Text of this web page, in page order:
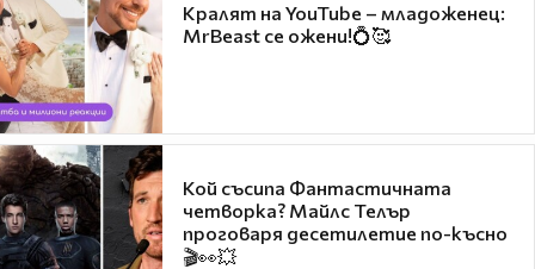
Кралят на YouTube – младоженец:
MrBeast се ожени!💍🥰
Кой съсипа Фантастичната
четворка? Майлс Телър
проговаря десетилетие по-късно
🎬👀💥